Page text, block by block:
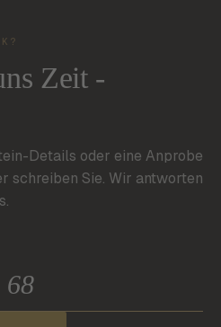
Zeit -
Details oder eine Anprobe
schreiben Sie. Wir antworten
68